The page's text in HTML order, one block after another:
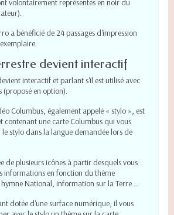
volontairement représentés en noir du
a bénéficié de 24 passages d'impression
devient interactif
interactif et parlant s'il est utilisé avec
(proposé en option).
Columbus, également appelé « stylo », est
contenant une carte Columbus qui vous
stylo dans la langue demandée lors de
de plusieurs icônes à partir desquels vous
informations en fonction du thème
National, information sur la Terre ...
dotée d'une surface numérique, il vous